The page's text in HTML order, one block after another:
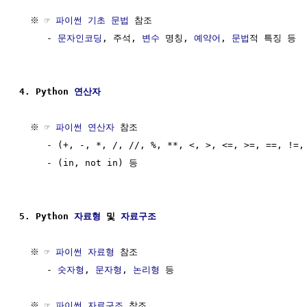
  ※ ☞
파이썬 기초 문법
참조
     -
문자인코딩 , 주석, 변수 명칭, 예약어 , 문법 적 특징 등
4. Python 연산자
  ※ ☞
파이썬 연산자 참조
- (+, -, *, /, //, %, **, <, >, <=, >=, ==, !=,
     - (in, not in) 등
5. Python 자료형 및 자료구조
  ※ ☞
파이썬 자료형
참조
     -
숫자형 , 문자형 , 논리형 등
  ※ ☞
파이썬 자료구조 참조